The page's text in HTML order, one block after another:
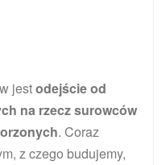
jestodejście od
na rzecz surowców
. Coraz
z czego budujemy,